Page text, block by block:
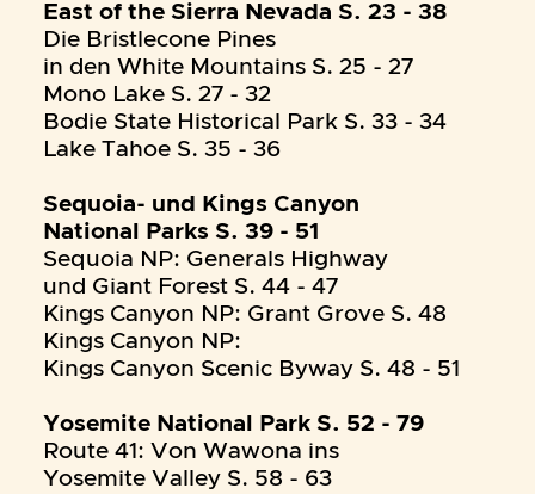
East of the Sierra Nevada S. 23 - 38
Die Bristlecone Pines
in den White Mountains S. 25 - 27
Mono Lake S. 27 - 32
Bodie State Historical Park S. 33 - 34
Lake Tahoe S. 35 - 36
Sequoia- und Kings Canyon
National Parks S. 39 - 51
Sequoia NP: Generals Highway
und Giant Forest S. 44 - 47
Kings Canyon NP: Grant Grove S. 48
Kings Canyon NP:
Kings Canyon Scenic Byway S. 48 - 51
Yosemite National Park S. 52 - 79
Route 41: Von Wawona ins
Yosemite Valley S. 58 - 63